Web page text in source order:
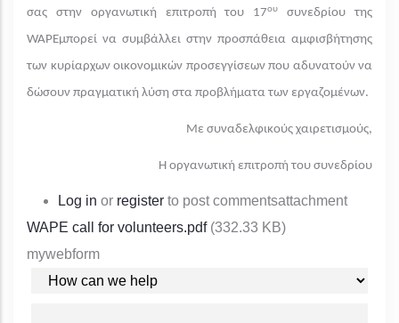
σας στην οργανωτική επιτροπή του 17ου
συνεδρίου της
WAPEμπορεί να συμβάλλει στην προσπάθεια αμφισβήτησης
των κυρίαρχων οικονομικών προσεγγίσεων που αδυνατούν να
δώσουν πραγματική λύση στα προβλήματα των εργαζομένων.
Με συναδελφικούς χαιρετισμούς,
Η οργανωτική επιτροπή του συνεδρίου
Log in or register to post commentsattachment
WAPE call for volunteers.pdf (332.33 KB)
mywebform
YOUR REQUEST